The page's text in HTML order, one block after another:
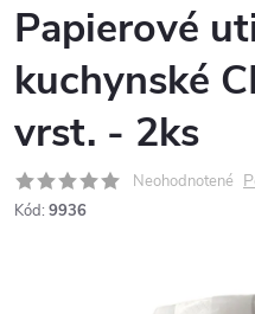
Papierové
kuchynské
vrst. - 2ks
Neohodnotené
Kód: 9936